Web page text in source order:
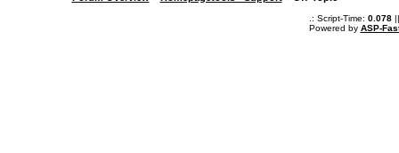
.: Script-Time: 0.078
Powered by ASP-